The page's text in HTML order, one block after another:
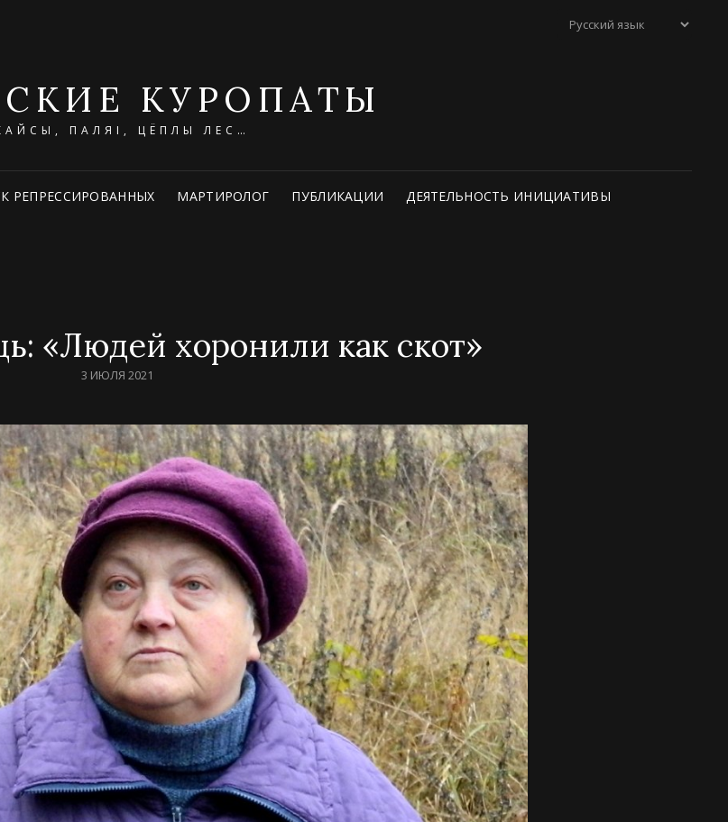
КУРОПАТЫ
ПАЛЯІ, ЦЁПЛЫ ЛЕС…
РЕПРЕССИРОВАННЫХ МАРТИРОЛОГ ПУБЛИКАЦИИ ДЕЯТЕЛЬНОСТЬ ИНИЦИАТИВЫ
«Людей хоронили как скот»
POSTED
3 ИЮЛЯ 2021